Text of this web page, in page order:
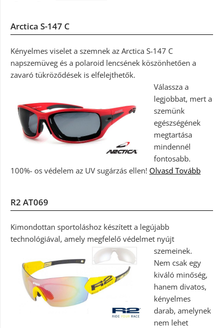
Arctica S-147 C
Kényelmes viselet a szemnek az Arctica S-147 C
napszemüveg és a polaroid lencsének köszönhetően a
zavaró tükröződések is elfelejthetők.
Válassza a
legjobbat, mert a
szemünk
egészségének
megtartása
mindennél
fontosabb.
100%- os védelem az UV sugárzás ellen! Olvasd Tovább
R2 AT069
Kimondottan sportoláshoz készített a legújabb
technológiával, amely megfelelő védelmet nyújt
szemeinek.
Nem csak egy
kiváló minőség,
hanem divatos,
kényelmes
darab, amelynek
nem lehet